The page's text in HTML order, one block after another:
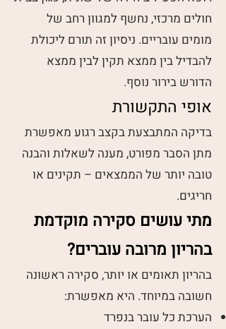
חולים מרכזי, נחשף למגוון רחב של
מומים עובריים. ניסיון זה תורם ליכולת
להבדיל בין ממצא תקין לבין ממצא
הדורש בירור נוסף.
אופי התקשורת
בדיקה המתבצעת בקצב רגוע מאפשרת
מתן הסבר מפורט, מענה לשאלות והבנה
טובה יותר של הממצאים – תקינים או
חריגים.
מתי עושים סקירה מוקדמת
בהריון מרובה עוברים?
בהריון תאומים או יותר, סקירה ראשונה
חשובה במיוחד. היא מאפשרת:
הערכת כל עובר בנפרד